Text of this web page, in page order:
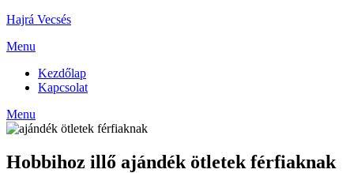
Skip
content
Hajrá Vecsés
Menu
Kezdőlap
Kapcsolat
Menu
Hobbihoz illő ajándék ötletek férfiaknak